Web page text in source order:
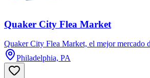
Quaker City Flea Market
Quaker City Flea Market, el mejor mercado
Philadelphia, PA